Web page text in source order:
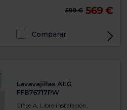
599 € 569 €
Comparar
Lavavajillas AEG
FFB76717PW
Clase A, Libre instalación,